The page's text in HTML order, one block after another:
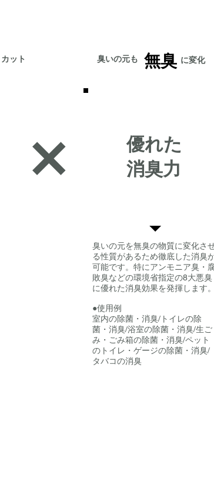
カット 臭いの元も 無臭 に変化
×
優れた
消臭力
臭いの元を無臭の物質に変化さ
る性質があるため徹底した消臭
可能です。特にアンモニア臭・
敗臭などの環境省指定の8大悪臭
に優れた消臭効果を発揮します。
​●使用例
室内の除菌・消臭/トイレの除
菌・消臭/浴室の除菌・消臭/生ご
み・ごみ箱の除菌・消臭/ペット
のトイレ・ゲージの除菌・消臭/
タバコの消臭